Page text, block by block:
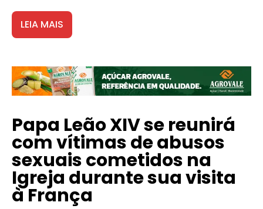
LEIA MAIS
Papa Leão XIV se reunirá
com vítimas de abusos
sexuais cometidos na
Igreja durante sua visita
à França